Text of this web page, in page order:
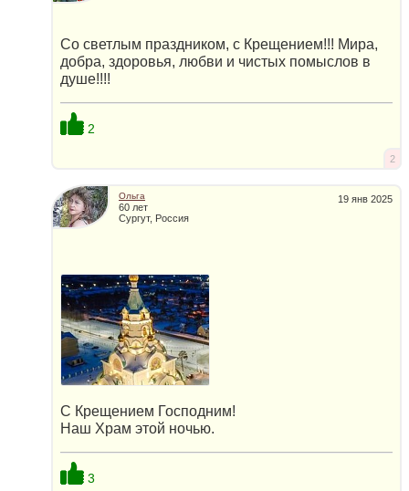
Со светлым праздником, с Крещением!!! Мира,
добра, здоровья, любви и чистых помыслов в
душе!!!!
2
2
19 янв 2025
Ольга
60 лет
Сургут, Россия
С Крещением Господним!
Наш Храм этой ночью.
3